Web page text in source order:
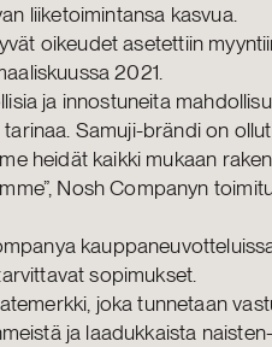
liiketoimintansa kasvua.
oikeudet asetettiin
2021.
ja innostuneita
Samuji-brändi on
heidät kaikki mukaan
Nosh Companyn
sopimukset.
joka tunnetaan
ja laadukkaista